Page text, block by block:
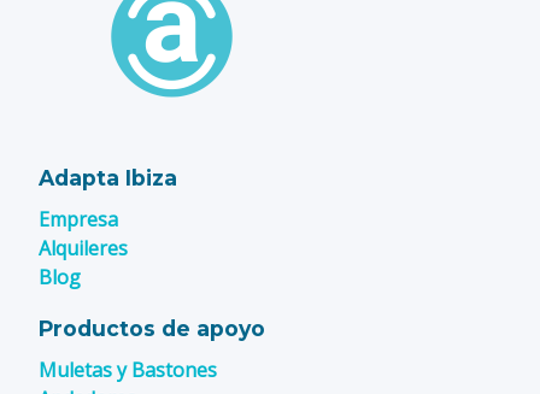
Adapta Ibiza
Empresa
Alquileres
Blog
Productos de apoyo
Muletas y Bastones